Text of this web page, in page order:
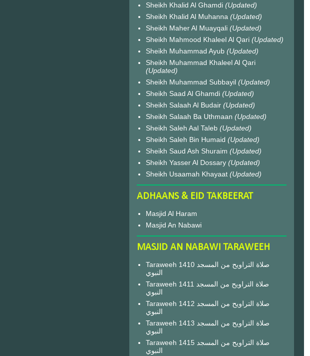
Sheikh Khalid Al Ghamdi (Updated)
Sheikh Khalid Al Muhanna (Updated)
Sheikh Maher Al Muayqali (Updated)
Sheikh Mahmood Khaleel Al Qari (Updated)
Sheikh Muhammad Ayub (Updated)
Sheikh Muhammad Khaleel Al Qari
(Updated)
Sheikh Muhammad Subbayil (Updated)
Sheikh Saad Al Ghamdi (Updated)
Sheikh Salaah Al Budair (Updated)
Sheikh Salaah Ba Uthmaan (Updated)
Sheikh Saleh Aal Taleb (Updated)
Sheikh Saleh Bin Humaid (Updated)
Sheikh Saud Ash Shuraim (Updated)
Sheikh Yasser Al Dossary (Updated)
Sheikh Usaamah Khayaat (Updated)
ADHAANS & EID TAKBEERAT
Masjid Al Haram
Masjid An Nabawi
MASJID AN NABAWI TARAWEEH
Taraweeh 1410 صلاة التراويح من المسجد
النبوي
Taraweeh 1411 صلاة التراويح من المسجد
النبوي
Taraweeh 1412 صلاة التراويح من المسجد
النبوي
Taraweeh 1413 صلاة التراويح من المسجد
النبوي
Taraweeh 1415 صلاة التراويح من المسجد
النبوي